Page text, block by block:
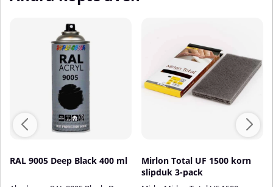
RAL 9005 Deep Black 400 ml
Mirlon Total UF 1500 korn
slipduk 3-pack